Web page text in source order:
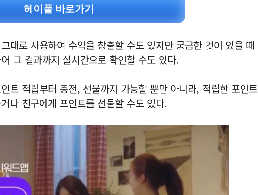
헤이폴 바로가기
대로 사용하여 수익을 창출할 수도 있지만 궁금한 것이 있을 때
그 결과까지 실시간으로 확인할 수도 있다.
트 적립부터 충전, 선물까지 가능할 뿐만 아니라, 적립한 포인트
나 친구에게 포인트를 선물할 수도 있다.